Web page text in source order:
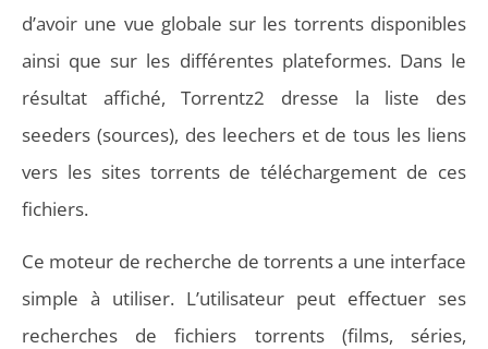
d’avoir une vue globale sur les torrents disponibles
ainsi que sur les différentes plateformes. Dans le
résultat affiché, Torrentz2 dresse la liste des
seeders (sources), des leechers et de tous les liens
vers les sites torrents de téléchargement de ces
fichiers.
Ce moteur de recherche de torrents a une interface
simple à utiliser. L’utilisateur peut effectuer ses
recherches de fichiers torrents (films, séries,